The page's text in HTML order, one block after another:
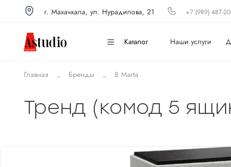
г. Махачкала, ул. Нурадилова, 21 +7 (989) 487-
Каталог Наши услуги
Главная Бренды 8 Marta
Тренд (комод 5